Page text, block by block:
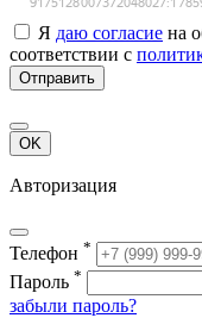
Я даю согласие на
соответствии с
Отправить
OK
Авторизация
Телефон *
Пароль *
забыли пароль?